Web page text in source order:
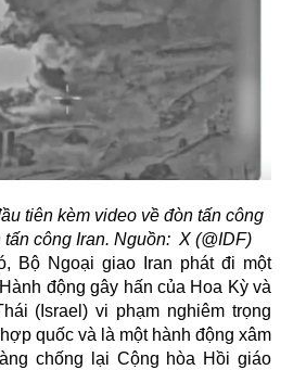
tiên kèm video về đòn tấn công
công Iran. Nguồn: X (@IDF)
Bộ Ngoại giao Iran phát đi một
động gây hấn của Hoa Kỳ và
(Israel) vi phạm nghiêm trọng
quốc và là một hành động xâm
chống lại Cộng hòa Hồi giáo